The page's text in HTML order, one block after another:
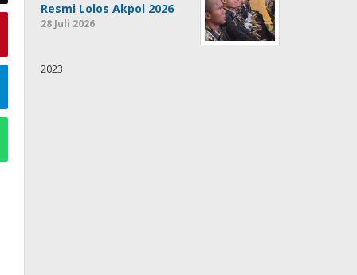
Resmi Lolos Akpol 2026
28 Juli 2026
2023